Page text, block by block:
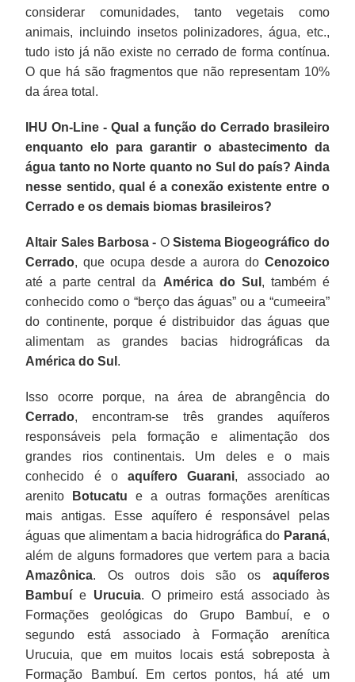
considerar comunidades, tanto vegetais como
animais, incluindo insetos polinizadores, água, etc.,
tudo isto já não existe no cerrado de forma contínua.
O que há são fragmentos que não representam 10%
da área total.
IHU On-Line - Qual a função do Cerrado brasileiro
enquanto elo para garantir o abastecimento da
água tanto no Norte quanto no Sul do país? Ainda
nesse sentido, qual é a conexão existente entre o
Cerrado e os demais biomas brasileiros?
Altair Sales Barbosa - OSistema Biogeográfico do
Cerrado, que ocupa desde a aurora do Cenozoico
até a parte central da América do Sul , também é
conhecido como o “berço das águas” ou a “cumeeira”
do continente, porque é distribuidor das águas que
alimentam as grandes bacias hidrográficas da
América do Sul .
Isso ocorre porque, na área de abrangência do
Cerrado, encontram-se três grandes aquíferos
responsáveis pela formação e alimentação dos
grandes rios continentais. Um deles e o mais
conhecido é oaquífero Guarani, associado ao
arenito
Botucatu e a outras formações areníticas
mais antigas. Esse aquífero é responsável pelas
águas que alimentam a bacia hidrográfica do Paraná,
além de alguns formadores que vertem para a bacia
Amazônica. Os outros dois são os aquíferos
Bambuí e Urucuia. O primeiro está associado às
Formações geológicas do Grupo Bambuí, e o
segundo está associado à Formação arenítica
Urucuia, que em muitos locais está sobreposta à
Formação Bambuí. Em certos pontos, há até um